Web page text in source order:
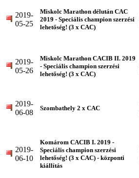
2019-
05-25
Miskolc Marathon délután CAC
2019 - Speciális champion szerzési
lehetőség! (3 x CAC)
2019-
05-26
Miskolc Marathon CACIB II. 2019
- Speciális champion szerzési
lehetőség! (3 x CAC)
2019-
06-08
Szombathely 2 x CAC
2019-
06-10
Komárom CACIB I. 2019 -
Speciális champion szerzési
lehetőség! (3 x CAC) - központi
kiállítás